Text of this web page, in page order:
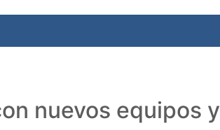
nuevos equipos y